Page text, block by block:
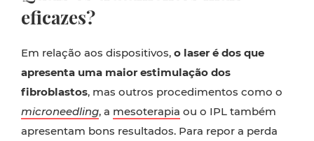
eficazes?
Em relação aos dispositivos, o laser é dos que
apresenta uma maior estimulação dos
fibroblastos, mas outros procedimentos como o
microneedling, a mesoterapia ou o IPL também
apresentam bons resultados. Para repor a perda